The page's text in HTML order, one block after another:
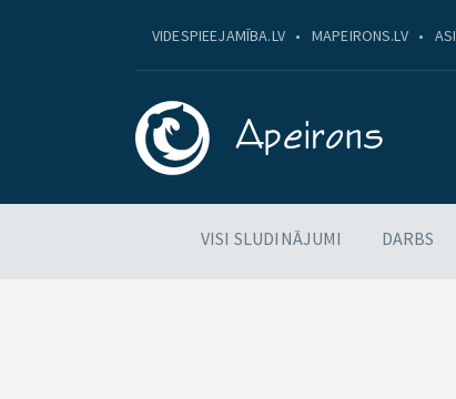
VIDESPIEEJAMĪBA.LV MAPEIRONS.LV
VISI SLUDINĀJUMI DARBS